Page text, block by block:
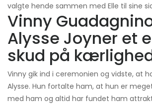
valgte hende sammen med Elle til sine
Vinny
Alysse Joyner et
skud på
Vinny gik ind i ceremonien og vidste, at
Alysse. Hun fortalte ham, at hun er
med ham og altid har fundet ham